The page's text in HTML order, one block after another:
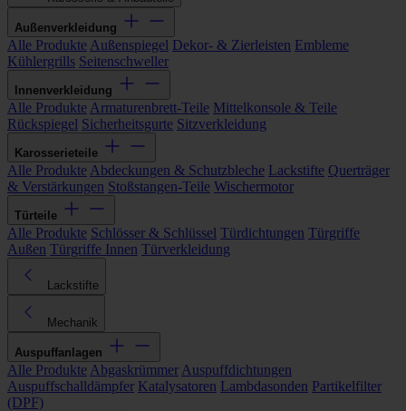
Außenverkleidung
Alle Produkte Außenspiegel Dekor- & Zierleisten Embleme
Kühlergrills Seitenschweller
Innenverkleidung
Alle Produkte Armaturenbrett-Teile Mittelkonsole & Teile
Rückspiegel Sicherheitsgurte Sitzverkleidung
Karosserieteile
Alle Produkte Abdeckungen & Schutzbleche Lackstifte Querträger
& Verstärkungen Stoßstangen-Teile Wischermotor
Türteile
Alle Produkte Schlösser & Schlüssel Türdichtungen Türgriffe
Außen Türgriffe Innen Türverkleidung
Lackstifte
Mechanik
Auspuffanlagen
Alle Produkte Abgaskrümmer Auspuffdichtungen
Auspuffschalldämpfer Katalysatoren Lambdasonden Partikelfilter
(DPF)